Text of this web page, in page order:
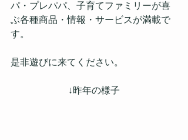
パ・プレパパ、子育てファミリーが喜
ぶ各種商品・情報・サービスが満載で
す。
是非遊びに来てください。
↓昨年の様子